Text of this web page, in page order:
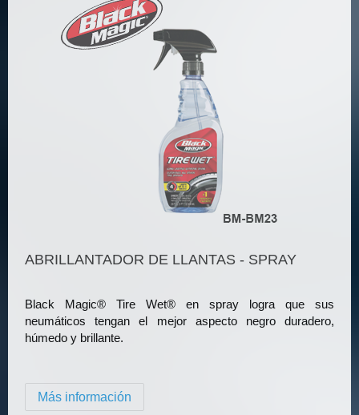
ABRILLANTADOR DE LLANTAS - SPRAY
Black Magic® Tire Wet® en spray logra que sus
neumáticos tengan el mejor aspecto negro duradero,
húmedo y brillante.
Más información